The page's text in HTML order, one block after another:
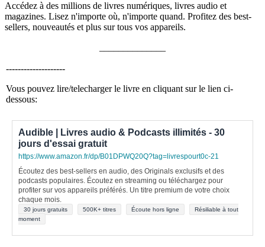
Accédez à des millions de livres numériques, livres audio et
magazines. Lisez n'importe où, n'importe quand. Profitez des best-
sellers, nouveautés et plus sur tous vos appareils.
--------------------
Vous pouvez lire/telecharger le livre en cliquant sur le lien ci-
dessous:
Audible | Livres audio & Podcasts illimités - 30
jours d'essai gratuit
https://www.amazon.fr/dp/B01DPWQ20Q?tag=livrespourt0c-21
Écoutez des best-sellers en audio, des Originals exclusifs et des
podcasts populaires. Écoutez en streaming ou téléchargez pour
profiter sur vos appareils préférés. Un titre premium de votre choix
chaque mois.
30 jours gratuits 500K+ titres Écoute hors ligne
Résiliable à tout
moment